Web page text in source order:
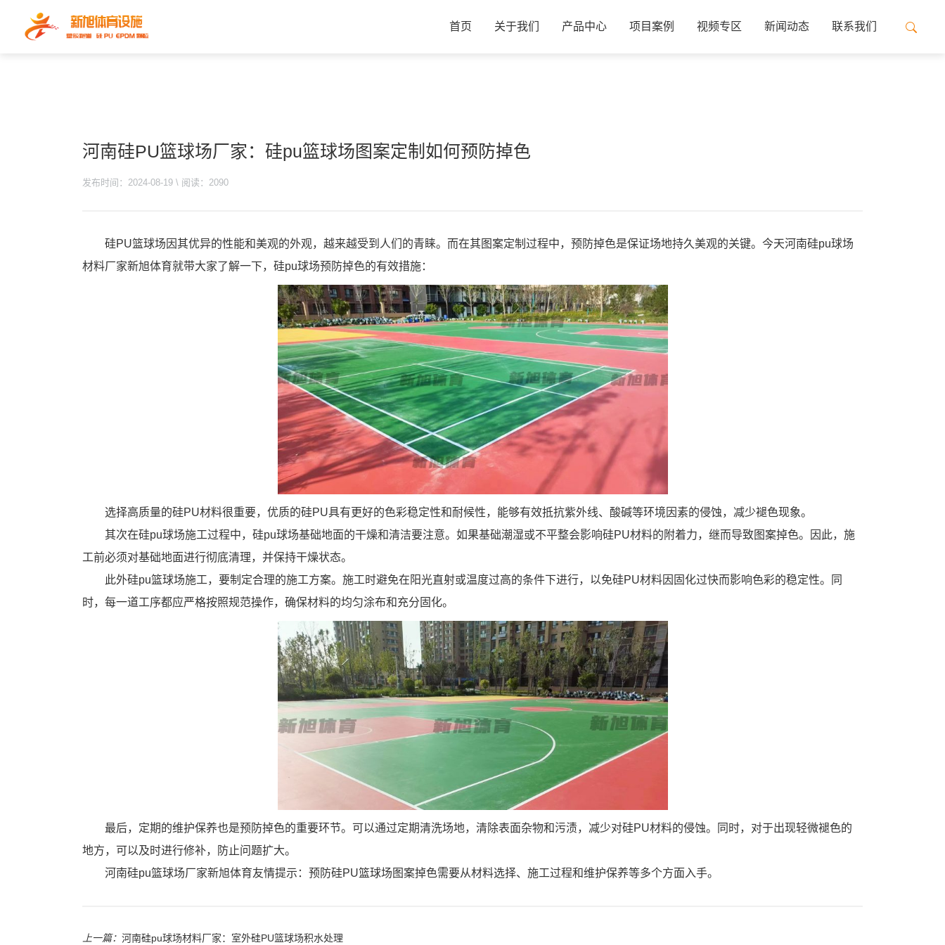
首页 关于我们 产品中心 项目案例 视频专区 新闻动态 联系我们
河南硅PU篮球场厂家：硅pu篮球场图案定制如何预防掉色
发布时间：2024-08-19 \ 阅读：2090
硅PU篮球场因其优异的性能和美观的外观，越来越受到人们的青睐。而在其图案定制过程中，预防掉色是保证场地持久美观的关键。今天河南硅pu球场
材料厂家新旭体育就带大家了解一下，硅pu球场预防掉色的有效措施：
选择高质量的硅PU材料很重要，优质的硅PU具有更好的色彩稳定性和耐候性，能够有效抵抗紫外线、酸碱等环境因素的侵蚀，减少褪色现象。
其次在硅pu球场施工过程中，硅pu球场基础地面的干燥和清洁要注意。如果基础潮湿或不平整会影响硅PU材料的附着力，继而导致图案掉色。因此，施
工前必须对基础地面进行彻底清理，并保持干燥状态。
此外硅pu篮球场施工，要制定合理的施工方案。施工时避免在阳光直射或温度过高的条件下进行，以免硅PU材料因固化过快而影响色彩的稳定性。同
时，每一道工序都应严格按照规范操作，确保材料的均匀涂布和充分固化。
最后，定期的维护保养也是预防掉色的重要环节。可以通过定期清洗场地，清除表面杂物和污渍，减少对硅PU材料的侵蚀。同时，对于出现轻微褪色的
地方，可以及时进行修补，防止问题扩大。
河南硅pu篮球场厂家新旭体育友情提示：预防硅PU篮球场图案掉色需要从材料选择、施工过程和维护保养等多个方面入手。
上一篇： 河南硅pu球场材料厂家：室外硅PU篮球场积水处理